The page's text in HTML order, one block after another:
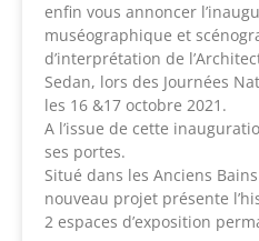
enfin vous annoncer
muséographique et
d’interprétation de
Sedan, lors des Journées
les 16 &17 octobre 2021.
A l’issue de cette
ses portes.
Situé dans les Anciens
nouveau projet présente
2 espaces d’exposition